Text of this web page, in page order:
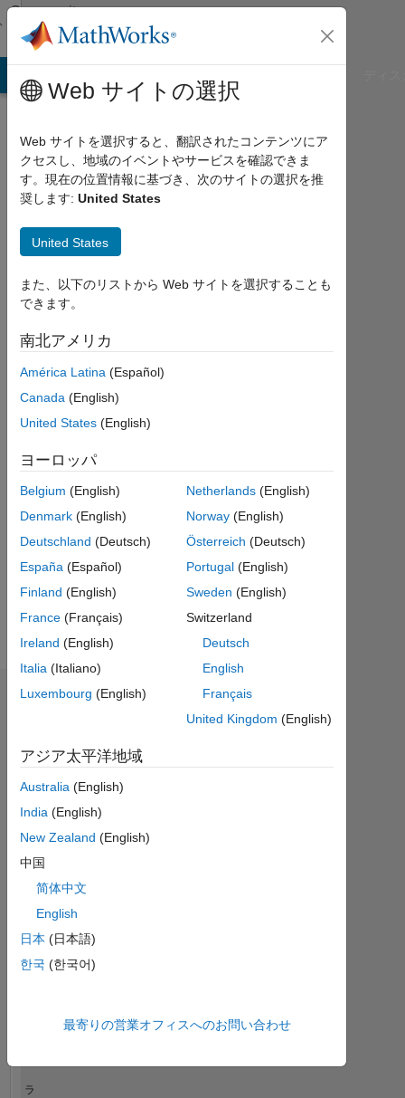
コンテンツへスキップ
Community
Profile
Kavyashree
Last
seen:
11ヶ
2025
か
ア
ク
テ
Followers:
Following:
Follow
ダッシュボード
計
MATLAB Answers
コントリビューション
-2
-1 2
3
タイムライン
ラ
Web サイトの選択
Web サイトを選択すると、翻訳されたコンテンツにア
クセスし、地域のイベントやサービスを確認できま
す。現在の位置情報に基づき、次のサイトの選択を推
奨します: United States
United States
また、以下のリストから Web サイトを選択することも
できます。
南北アメリカ
América Latina (Español)
Canada (English)
United States (English)
ヨーロッパ
Belgium (English)
Denmark (English)
Deutschland (Deutsch)
España (Español)
Finland (English)
France (Français)
Ireland (English)
Italia (Italiano)
Luxembourg (English)
Netherlands (English)
Norway (English)
Österreich (Deutsch)
Portugal (English)
Sweden (English)
Switzerland
Deutsch
English
Français
United Kingdom (English)
アジア太平洋地域
Australia (English)
India (English)
New Zealand (English)
中国
简体中文
English
日本 (日本語)
한국 (한국어)
最寄りの営業オフィスへのお問い合わせ